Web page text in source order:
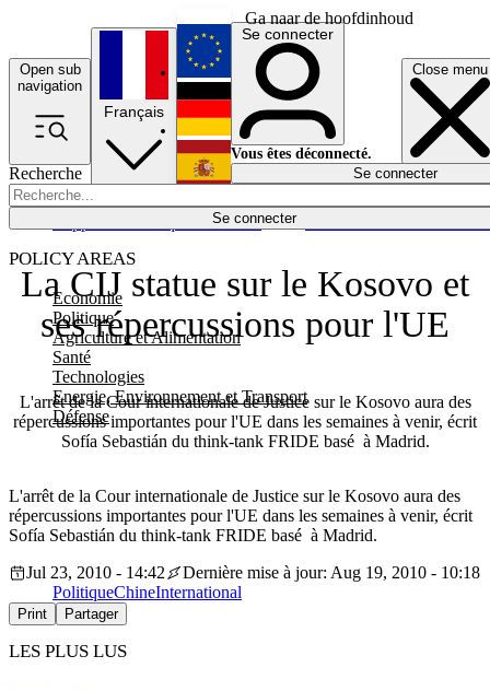
Ga naar de hoofdinhoud
Open sub
navigation
Close menu
Recherche
Se connecter
POLICY AREAS
Economie
Politique
Agriculture et Alimentation
Santé
Technologies
Energie, Environnement et Transport
Défense
Économie
Français
English
Deutsch
Español
Se connecter
Vous êtes déconnecté.
Se connecter
La CIJ statue sur le Kosovo et
ses répercussions pour l'UE
L'arrêt de la Cour internationale de Justice sur le Kosovo aura des
répercussions importantes pour l'UE dans les semaines à venir, écrit
Sofía Sebastián du think-tank FRIDE basé à Madrid.
L'arrêt de la Cour internationale de Justice sur le Kosovo aura des
répercussions importantes pour l'UE dans les semaines à venir, écrit
Sofía Sebastián du think-tank FRIDE basé à Madrid.
Jul 23, 2010 - 14:42
Dernière mise à jour: Aug 19, 2010 - 10:18
PolitiqueChineInternational
Print Partager
LES PLUS LUS